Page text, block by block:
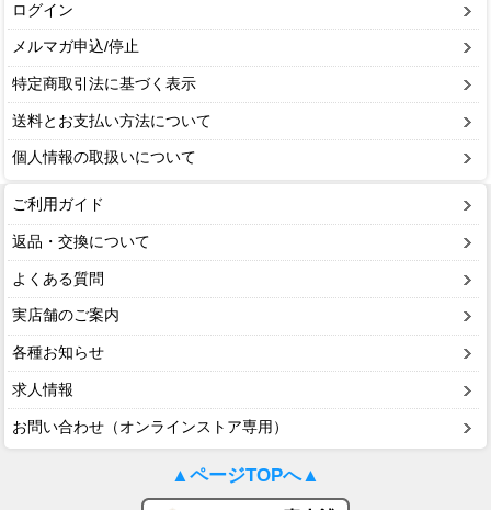
ログイン
メルマガ申込/停止
特定商取引法に基づく表示
送料とお支払い方法について
個人情報の取扱いについて
ご利用ガイド
返品・交換について
よくある質問
実店舗のご案内
各種お知らせ
求人情報
お問い合わせ（オンラインストア専用）
▲ページTOPへ▲